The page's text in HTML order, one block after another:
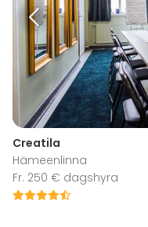
Creatila
Hämeenlinna
Fr. 250 € dagshyra